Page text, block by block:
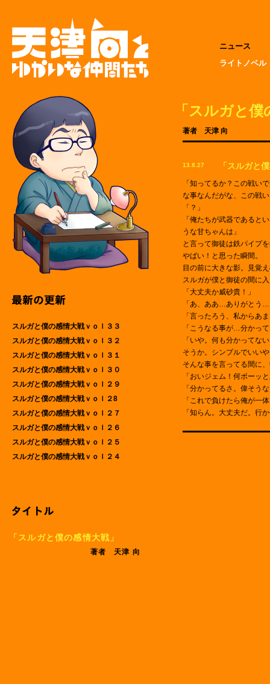
ニュース
ライトノベル
スルガと僕の感情大戦ｖｏｌ３３
スルガと僕の感情大戦ｖｏｌ３２
スルガと僕の感情大戦ｖｏｌ３１
スルガと僕の感情大戦ｖｏｌ３０
スルガと僕の感情大戦ｖｏｌ２９
スルガと僕の感情大戦ｖｏｌ２8
スルガと僕の感情大戦ｖｏｌ２７
スルガと僕の感情大戦ｖｏｌ２６
スルガと僕の感情大戦ｖｏｌ２５
スルガと僕の感情大戦ｖｏｌ２４
「スルガと僕の感情大戦」
著者 天津 向
「スルガと
著者 天津 向
13.8.27 「スルガと
「知ってるか？この戦い
な事なんだがな、この戦
「？」
「俺たちが武器であると
うな甘ちゃんは」
と言って御徒は鉄パイプ
やばい！と思った瞬間。
目の前に大きな影。見覚
スルガが僕と御徒の間に
「大丈夫か威砂貴！」
「あ、ああ…ありがとう
「言ったろう、私からあ
「こうなる事が…分かっ
「いや。何も分かってな
そうか。シンプルでいい
そんな事を言ってる間に
「おいジェム！何ボーッ
「分かってるさ。偉そう
「これで負けたら俺が一
「知らん。大丈夫だ。行